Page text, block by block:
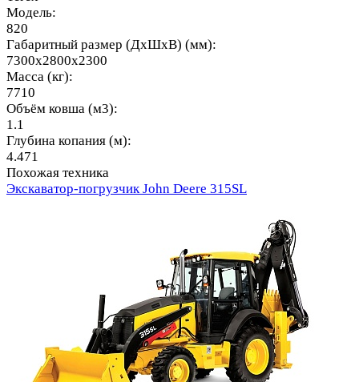
Модель:
820
Габаритный размер (ДхШхВ) (мм):
7300x2800x2300
Масса (кг):
7710
Объём ковша (м3):
1.1
Глубина копания (м):
4.471
Похожая техника
Экскаватор-погрузчик John Deere 315SL